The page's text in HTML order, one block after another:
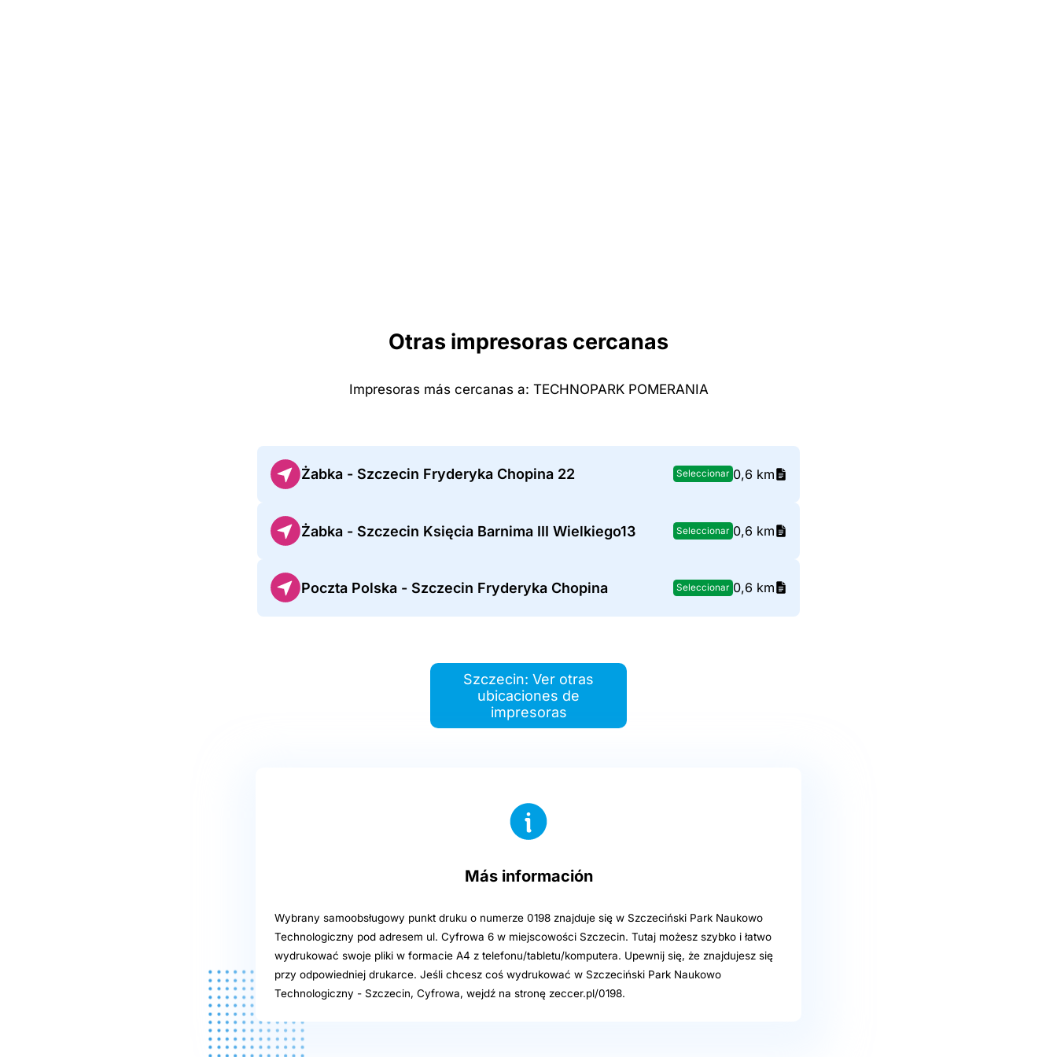
Otras impresoras cercanas
Impresoras más cercanas a: TECHNOPARK POMERANIA
Żabka - Szczecin Fryderyka Chopina 22 Seleccionar 0,6 km
Żabka - Szczecin Księcia Barnima III Wielkiego13 Seleccionar 0,6 km
Poczta Polska - Szczecin Fryderyka Chopina Seleccionar 0,6 km
Szczecin: Ver otras
ubicaciones de
impresoras
Más información
Wybrany samoobsługowy punkt druku o numerze 0198 znajduje się w Szczeciński Park Naukowo
Technologiczny pod adresem ul. Cyfrowa 6 w miejscowości Szczecin. Tutaj możesz szybko i łatwo
wydrukować swoje pliki w formacie A4 z telefonu/tabletu/komputera. Upewnij się, że znajdujesz się
przy odpowiedniej drukarce. Jeśli chcesz coś wydrukować w Szczeciński Park Naukowo
Technologiczny - Szczecin, Cyfrowa, wejdź na stronę zeccer.pl/0198.